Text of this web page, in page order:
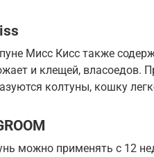
Мисс Кисс также
и клещей, власоедов.
колтуны, кошку
можно применять с 12